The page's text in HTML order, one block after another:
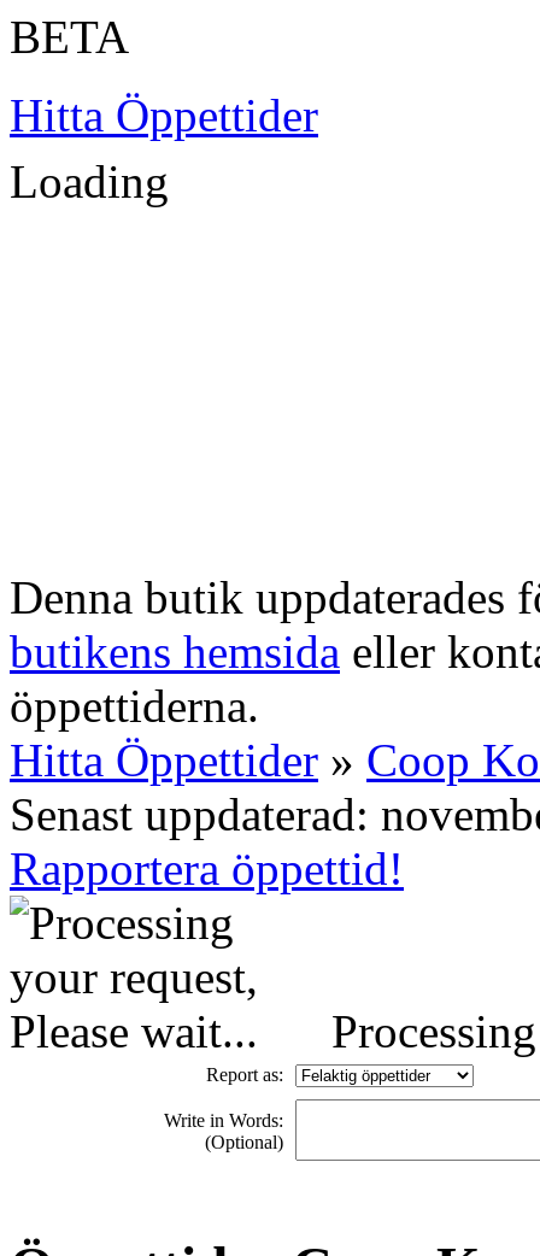
BETA
Hitta Öppettider
Loading
Denna butik uppdaterades
butikens hemsida eller
öppettiderna.
Hitta Öppettider » Coop
Senast uppdaterad:
Rapportera öppettid!
Report as:
Write in Words:
(Optional)